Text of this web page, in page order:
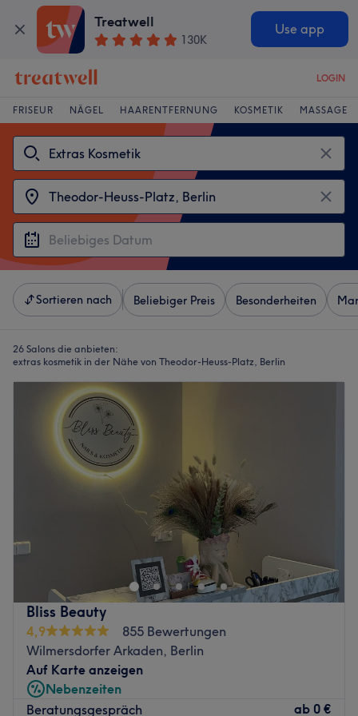
Treatwell
130K
Use app
LOGIN
FRISEUR NÄGEL HAARENTFERNUNG KOSMETIK MASSAGE
Sortieren nach Beliebiger Preis Besonderheiten
26 Salons die anbieten:
extras kosmetik in der Nähe von Theodor-Heuss-Platz, Berlin
Bliss Beauty
4,9
855 Bewertungen
Wilmersdorfer Arkaden, Berlin
Auf Karte anzeigen
Nebenzeiten
Beratungsgespräch
ab 0 €